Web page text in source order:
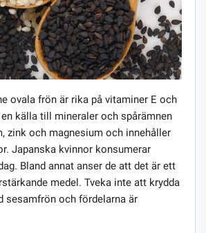
ovala frön är rika på vitaminer E och
källa till mineraler och spårämnen
zink och magnesium och innehåller
Japanska kvinnor konsumerar
Bland annat anser de att det är ett
medel. Tveka inte att krydda
sesamfrön och fördelarna är